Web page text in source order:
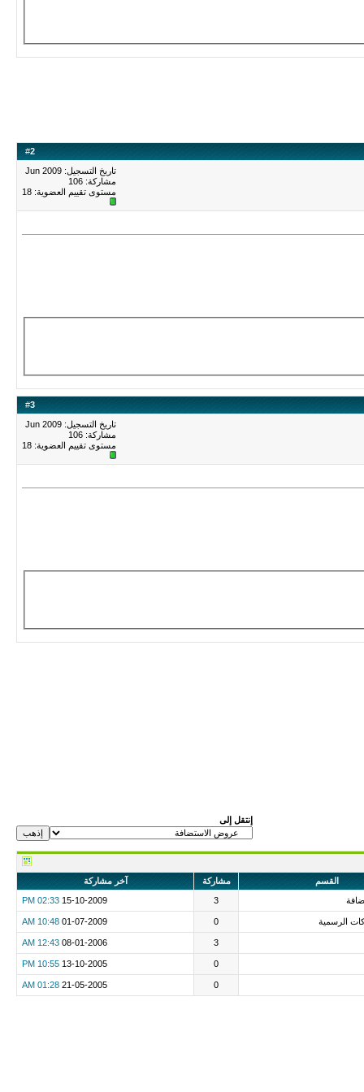
#2
تاريخ التسجيل: Jun 2009
مشاركة: 106
مستوى تقييم العضوية: 18
#3
تاريخ التسجيل: Jun 2009
مشاركة: 106
مستوى تقييم العضوية: 18
إنتقل إلى
القسم مشاركة
آخر مشاركة
3
15-10-2009
02:33 PM
الرسمية 0
01-07-2009
10:48 AM
3
08-01-2006
12:43 AM
0
13-10-2005
10:55 PM
0
21-05-2005
01:28 AM